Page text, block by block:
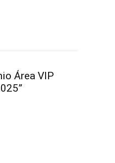
Área VIP